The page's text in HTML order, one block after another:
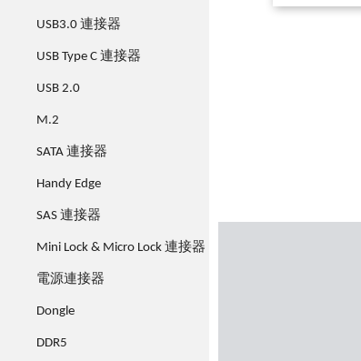
USB3.0 連接器
USB Type C 連接器
USB 2.0
M.2
SATA 連接器
Handy Edge
SAS 連接器
Mini Lock & Micro Lock 連接器
電源連接器
Dongle
DDR5